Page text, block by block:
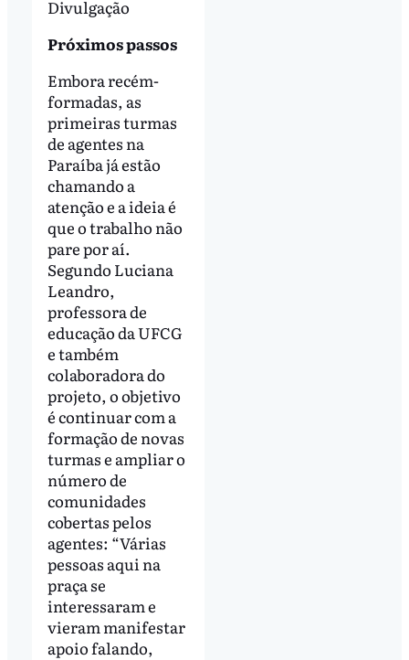
Divulgação
Próximos passos
Embora recém-
formadas, as
primeiras turmas
de agentes na
Paraíba já estão
chamando a
atenção e a ideia é
que o trabalho não
pare por aí.
Segundo Luciana
Leandro,
professora de
educação da UFCG
e também
colaboradora do
projeto, o objetivo
é continuar com a
formação de novas
turmas e ampliar o
número de
comunidades
cobertas pelos
agentes: “Várias
pessoas aqui na
praça se
interessaram e
vieram manifestar
apoio falando,